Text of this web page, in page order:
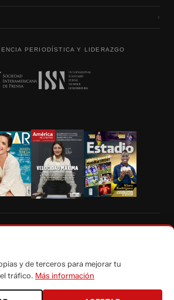
›
PERIODÍSTICA Y LIDERAZGO
de todos los contenidos de Vistazo.com.
y de terceros para mejorar tu
tráfico. Más información